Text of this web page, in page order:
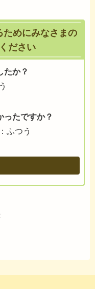
ためにみなさまの
ださい
たか？
ったですか？
ふつう